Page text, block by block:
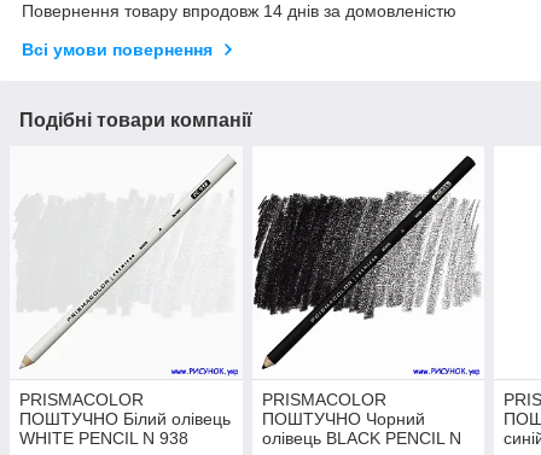
Повернення товару впродовж 14 днів за домовленістю
Всі умови повернення
Подібні товари компанії
PRISMACOLOR
ПОШТУЧНО Білий олівець
WHITE PENCIL N 938
PRISMACOLOR
ПОШТУЧНО Чорний
олівець BLACK PENCIL N